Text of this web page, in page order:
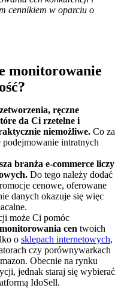
cennikiem w oparciu o
monitorowanie
ręczne
da Ci rzetelne i
niemożliwe. Co za
intratnych
branża e-commerce liczy
Do tego należy dodać
cenowe, oferowane
danych okazuje się więc
może Ci pomóc
cen twoich
o sklepach internetowych,
czy porównywarkach
Obecnie na rynku
jednak staraj się wybierać
IdoSell.